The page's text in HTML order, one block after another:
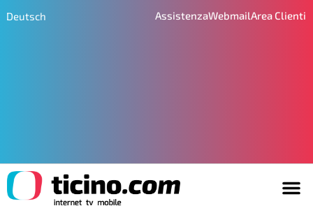
Deutsch AssistenzaWebmailArea Clienti